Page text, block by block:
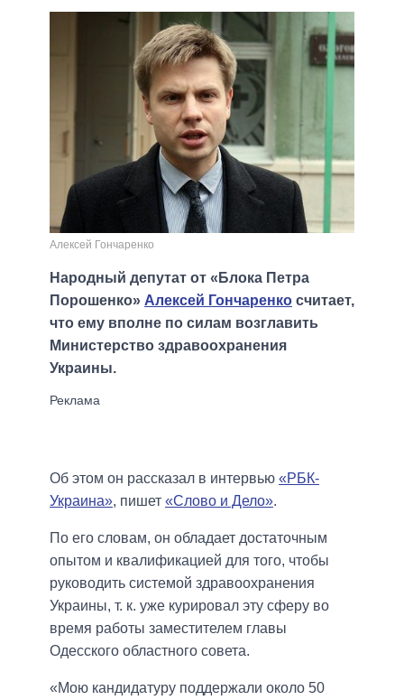
Алексей Гончаренко
Народный депутат от «Блока Петра
Порошенко» Алексей Гончаренко считает,
что ему вполне по силам возглавить
Министерство здравоохранения
Украины.
Об этом он рассказал в интервью «РБК-
Украина», пишет «Слово и Дело».
По его словам, он обладает достаточным
опытом и квалификацией для того, чтобы
руководить системой здравоохранения
Украины, т. к. уже курировал эту сферу во
время работы заместителем главы
Одесского областного совета.
«Мою кандидатуру поддержали около 50